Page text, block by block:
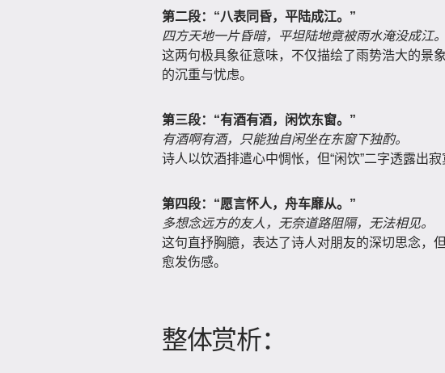
第二段：“八表同昏，平陆成江。”
四方天地一片昏暗，平坦陆地竟被雨水淹没成江。
这两句极具象征意味，不仅描绘了雨势浩大的景
的沉重与忧虑。
第三段：“有酒有酒，闲饮东窗。”
有酒啊有酒，只能独自闲坐在东窗下独酌。
诗人以饮酒排遣心中惆怅，但“闲饮”二字透露出
第四段：“愿言怀人，舟车靡从。”
多想念远方的友人，无奈道路阻隔，无法相见。
这句直抒胸臆，表达了诗人对朋友的深切思念，
愈发伤感。
整体赏析：